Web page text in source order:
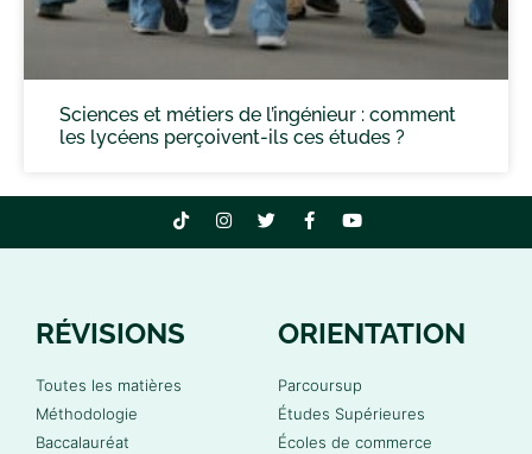
Sciences et métiers de l’ingénieur : comment
les lycéens perçoivent-ils ces études ?
RÉVISIONS
Toutes les matières
Méthodologie
Baccalauréat
ORIENTATION
Parcoursup
Études Supérieures
Écoles de commerce